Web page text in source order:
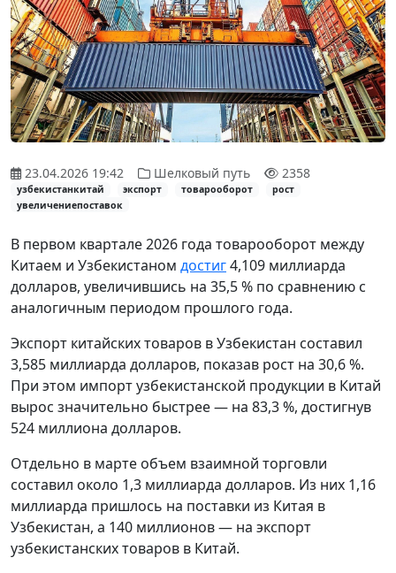
23.04.2026 19:42 Шелковый путь 2358
узбекистанкитай экспорт товарооборот
рост
увеличениепоставок
В первом квартале 2026 года товарооборот между
Китаем и Узбекистаном достиг4,109 миллиарда
долларов, увеличившись на 35,5 % по сравнению с
аналогичным периодом прошлого года.
Экспорт китайских товаров в Узбекистан составил
3,585 миллиарда долларов, показав рост на 30,6 %.
При этом импорт узбекистанской продукции в Китай
вырос значительно быстрее — на 83,3 %, достигнув
524 миллиона долларов.
Отдельно в марте объем взаимной торговли
составил около 1,3 миллиарда долларов. Из них 1,16
миллиарда пришлось на поставки из Китая в
Узбекистан, а 140 миллионов — на экспорт
узбекистанских товаров в Китай.